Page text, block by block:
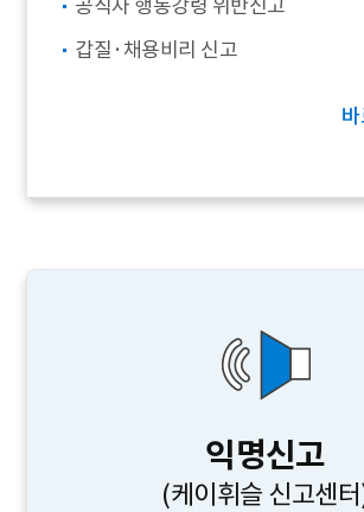
공직자 행동강령 위반신고
갑질·채용비리 신고
익명신고
(케이휘슬 신고센